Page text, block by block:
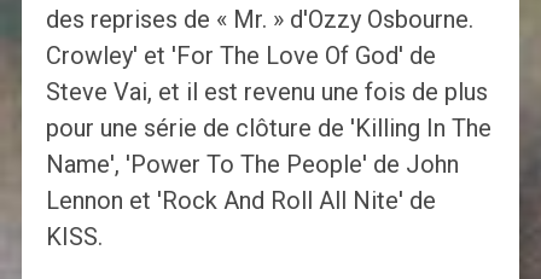
des reprises de « Mr. » d'Ozzy Osbourne.
Crowley' et 'For The Love Of God' de
Steve Vai, et il est revenu une fois de plus
pour une série de clôture de 'Killing In The
Name', 'Power To The People' de John
Lennon et 'Rock And Roll All Nite' de
KISS.